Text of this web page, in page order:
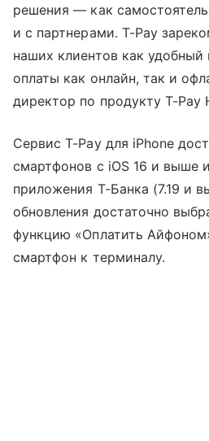
решения — как
и с партнерами. T-Pay
наших клиентов как
оплаты как онлайн, так и
директор по продукту T-Pay
Сервис T-Pay для iPhone
смартфонов с iOS 16 и выше
приложения Т-Банка (7.19 и
обновления достаточно
функцию «Оплатить
смартфон к терминалу.